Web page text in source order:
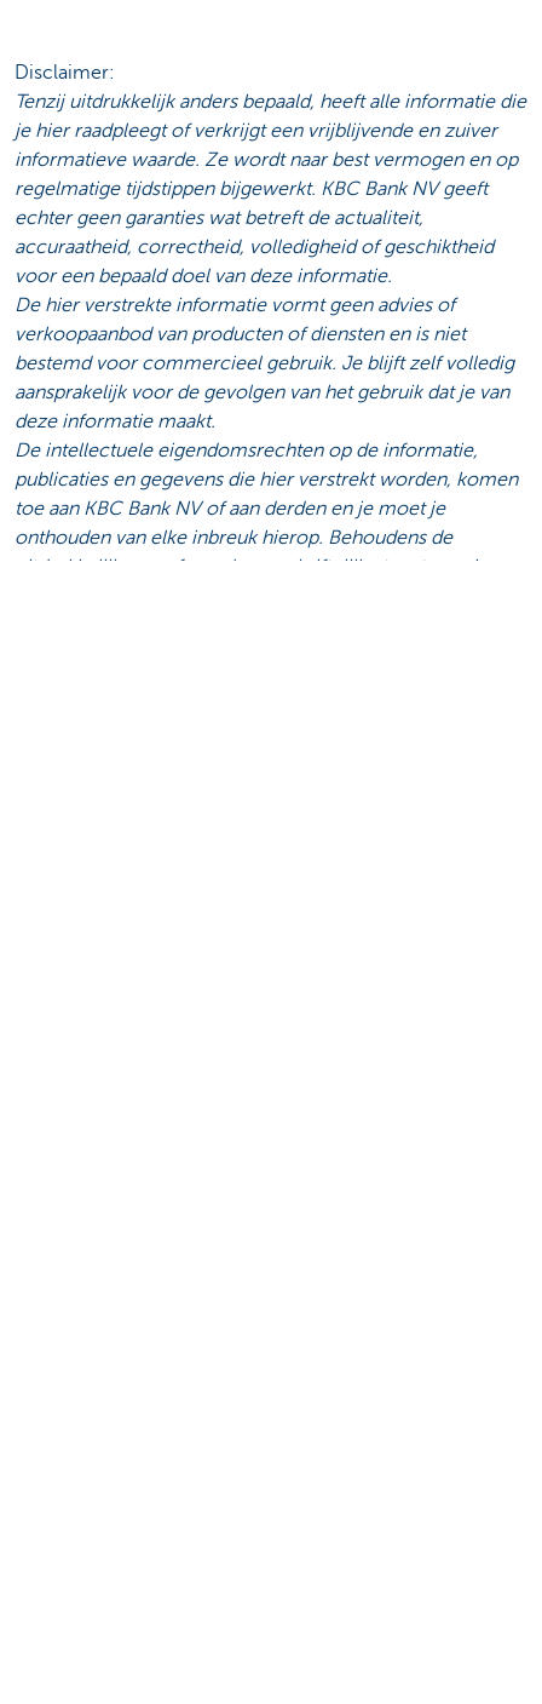
Disclaimer:
Tenzij uitdrukkelijk anders bepaald, heeft alle informatie die
je hier raadpleegt of verkrijgt een vrijblijvende en zuiver
informatieve waarde. Ze wordt naar best vermogen en op
regelmatige tijdstippen bijgewerkt. KBC Bank NV geeft
echter geen garanties wat betreft de actualiteit,
accuraatheid, correctheid, volledigheid of geschiktheid
voor een bepaald doel van deze informatie.
De hier verstrekte informatie vormt geen advies of
verkoopaanbod van producten of diensten en is niet
bestemd voor commercieel gebruik. Je blijft zelf volledig
aansprakelijk voor de gevolgen van het gebruik dat je van
deze informatie maakt.
De intellectuele eigendomsrechten op de informatie,
publicaties en gegevens die hier verstrekt worden, komen
toe aan KBC Bank NV of aan derden en je moet je
onthouden van elke inbreuk hierop. Behoudens de
uitdrukkelijk voorafgaande en schriftelijke toestemming